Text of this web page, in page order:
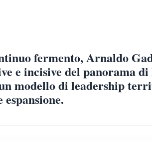
fermento, Arnaldo
e incisive del panorama
modello di leadership